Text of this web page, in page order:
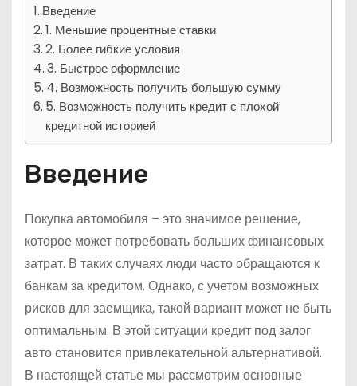
Введение
1. Меньшие процентные ставки
2. Более гибкие условия
3. Быстрое оформление
4. Возможность получить большую сумму
5. Возможность получить кредит с плохой
кредитной историей
Введение
Покупка автомобиля – это значимое решение,
которое может потребовать больших финансовых
затрат. В таких случаях люди часто обращаются к
банкам за кредитом. Однако, с учетом возможных
рисков для заемщика, такой вариант может не быть
оптимальным. В этой ситуации кредит под залог
авто становится привлекательной альтернативой.
В настоящей статье мы рассмотрим основные